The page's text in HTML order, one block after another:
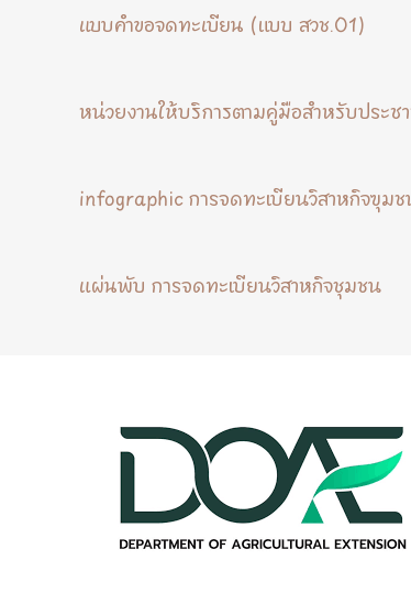
แบบคำขอจดทะเบียน (แบบ สวช.01)
หน่วยงานให้บริการตามคู่มือสำหรับประช
infographic การจดทะเบียนวิสาหกิจฃุม
แผ่นพับ การจดทะเบียนวิสาหกิจชุมชน